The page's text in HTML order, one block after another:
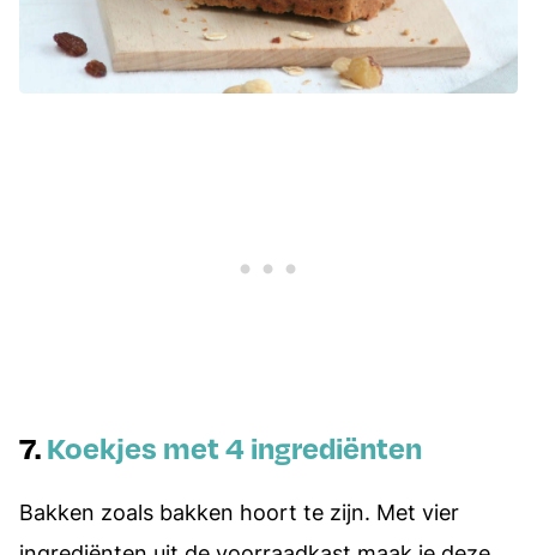
7.Koekjes met 4 ingrediënten
Bakken zoals bakken hoort te zijn. Met vier